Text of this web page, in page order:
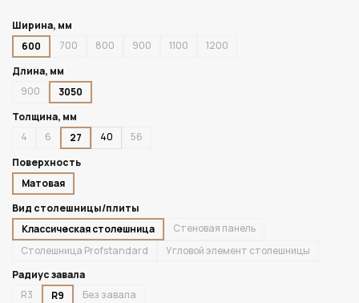
Ширина, мм
600
700 800 900 1100
1200
Длина, мм
900
3050
Толщина, мм
4
6 27 40
56
Поверхность
Матовая
Вид столешницы/плиты
Классическая столешница
Стеновая панель
Столешница Profstandard
Угловой элемент столешницы
Радиус завала
R3
R9
Без завала